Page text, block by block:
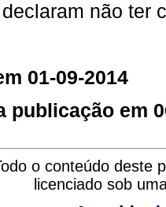
não ter
01-09-2014
publicação em
o conteúdo deste
licenciado sob